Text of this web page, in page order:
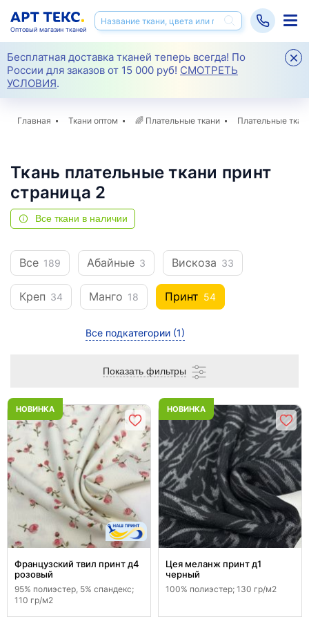
Бесплатная доставка тканей теперь всегда! По
России для заказов от 15 000 руб! СМОТРЕТЬ
УСЛОВИЯ.
Оптовый магазин тканей
Главная Ткани оптом 🌈 Плательные ткани Плательные
Ткань плательные ткани принт
страница 2
Все ткани в наличии
Все 189 Абайные 3 Вискоза 33
Креп 34 Манго 18 Принт 54
Все подкатегории (1)
Показать фильтры
НОВИНКА
Французский твил принт д4
розовый
95% полиэстер, 5% спандекс;
110 гр/м2
НОВИНКА
Цея меланж принт д1
черный
100% полиэстер; 130 гр/м2